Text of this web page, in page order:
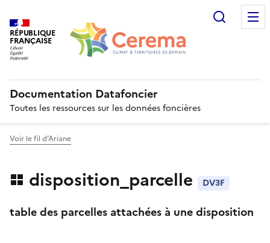
RÉPUBLIQUE
FRANÇAISE
Documentation Datafoncier
Toutes les ressources sur les données foncières
Voir le fil d’Ariane
disposition_parcelle DV3F
table des parcelles attachées à une disposition